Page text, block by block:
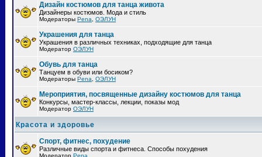
Дизайн костюмов для танца живота
Дизайнеры костюмов. Мода и стиль
Модераторы Pena ОЭЛУН
Украшения для танца
Украшения в различных техниках, подходящие для танца
Модератор ОЭЛУН
Обувь для танца
Танцуем в обуви или босиком?
Модераторы Pena ОЭЛУН
Мероприятия, посвященные дизайну костюмов для танца
Конкурсы, мастер-классы, лекции, показы мод
Модератор ОЭЛУН
Красота и здоровье
Спорт, фитнес, похудение
Различные виды спорта и фитнеса. Способы похудения
Модератор Pena